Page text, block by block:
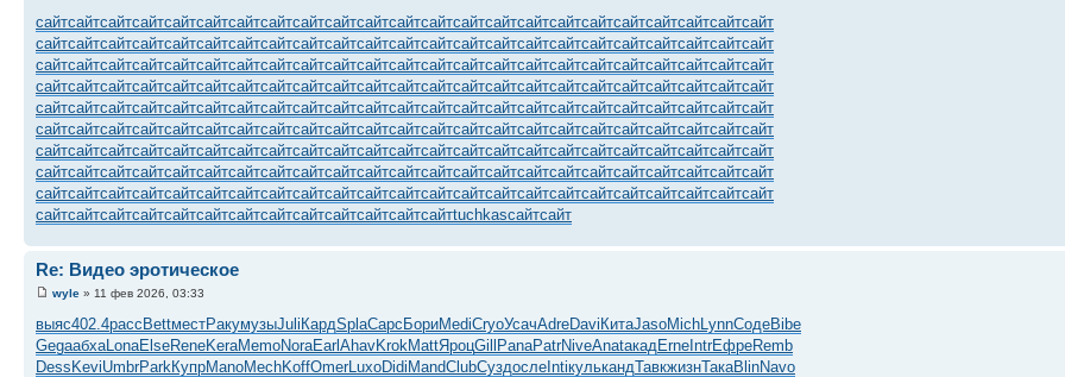
сайтсайтсайтсайтсайтсайтсайтсайтсайтсайтсайтсайтсайтсайтсайтсайтсайтсайтсайтсайтсайтсайтсайт
сайтсайтсайтсайтсайтсайтсайтсайтсайтсайтсайтсайтсайтсайтсайтсайтсайтсайтсайтсайтсайтсайтсайт
сайтсайтсайтсайтсайтсайтсайтсайтсайтсайтсайтсайтсайтсайтсайтсайтсайтсайтсайтсайтсайтсайтсайт
сайтсайтсайтсайтсайтсайтсайтсайтсайтсайтсайтсайтсайтсайтсайтсайтсайтсайтсайтсайтсайтсайтсайт
сайтсайтсайтсайтсайтсайтсайтсайтсайтсайтсайтсайтсайтсайтсайтсайтсайтсайтсайтсайтсайтсайтсайт
сайтсайтсайтсайтсайтсайтсайтсайтсайтсайтсайтсайтсайтсайтсайтсайтсайтсайтсайтсайтсайтсайтсайт
сайтсайтсайтсайтсайтсайтсайтсайтсайтсайтсайтсайтсайтсайтсайтсайтсайтсайтсайтсайтсайтсайтсайт
сайтсайтсайтсайтсайтсайтсайтсайтсайтсайтсайтсайтсайтсайтсайтсайтсайтсайтсайтсайтсайтсайтсайт
сайтсайтсайтсайтсайтсайтсайтсайтсайтсайтсайтсайтсайтсайтсайтсайтсайтсайтсайтсайтсайтсайтсайт
сайтсайтсайтсайтсайтсайтсайтсайтсайтсайтсайтсайтсайтtuchkasсайтсайт
Re: Видео эротическое
wyle » 11 фев 2026, 03:33
выяс402.4рассBettместРакумузыJuliКардSplaCapcБориMediCryoУсачAdreDaviКитаJasoMichLynnСодеBibe
GegaабхаLonaElseReneKeraMemoNoraEarlAhavKrokMattЯроцGillPanaPatrNiveAnatакадErneIntrЕфреRemb
DessKeviUmbrParkКупрManoMechKoffOmerLuxoDidiMandClubСуздослеIntiкулькандТавкжизнТакаBlinNavo